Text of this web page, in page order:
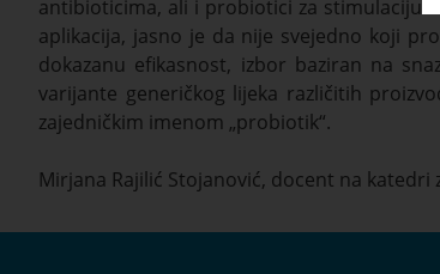
antibioticima, ali i probiotici za stimulaciju
aplikacija, jasno je da nije svejedno koji
dokazanu efikasnost, izbor baziran na
varijante generičkog lijeka različitih
zajedničkim imenom „probiotik“.
Mirjana Rajilić Stojanović, docent na